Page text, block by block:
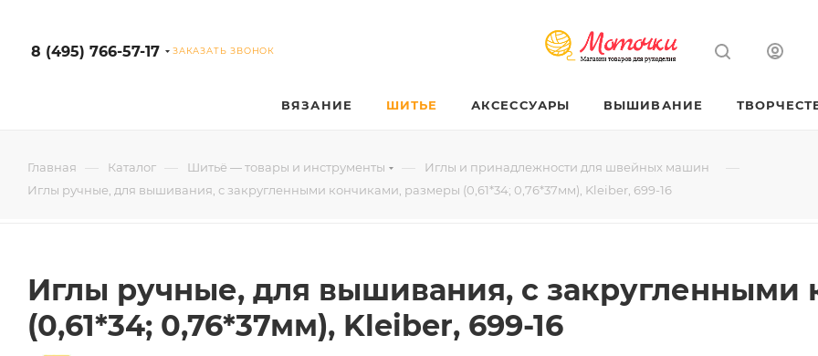
8 (495) 766-57-17 ЗАКАЗАТЬ ЗВОНОК
ВЯЗАНИЕ ШИТЬЕ АКСЕССУАРЫ ВЫШИВАНИЕ
Главная — Каталог — Шитьё — товары и инструменты — Иглы и принадлежности для швейных машин —
Иглы ручные, для вышивания, с закругленными кончиками, размеры (0,61*34; 0,76*37мм), Kleiber, 699-16
Иглы ручные, для вышивания, с закругленными
(0,61*34; 0,76*37мм), Kleiber, 699-16